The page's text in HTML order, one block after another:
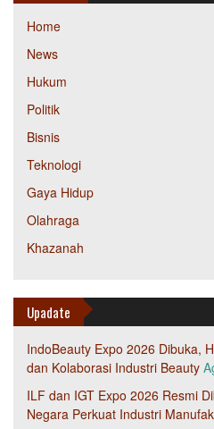
Home
News
Hukum
Politik
Bisnis
Teknologi
Gaya Hidup
Olahraga
Khazanah
Upadate
IndoBeauty Expo 2026 Dibuka,
dan Kolaborasi Industri Beauty
ILF dan IGT Expo 2026 Resmi
Negara Perkuat Industri